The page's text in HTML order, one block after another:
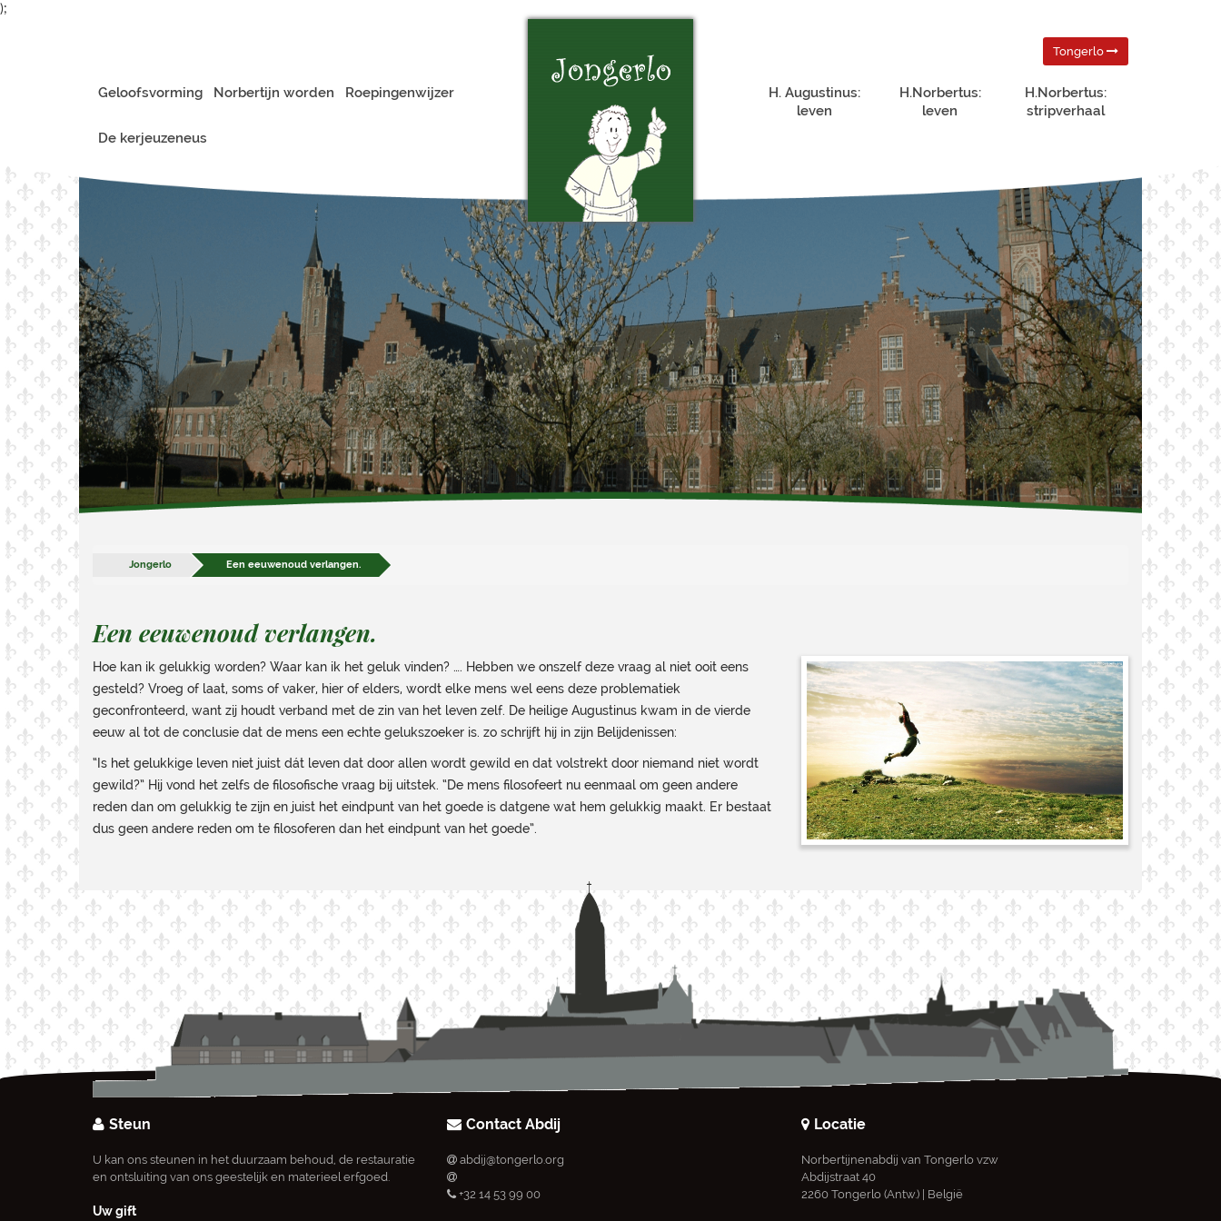
);
Tongerlo
Geloofsvorming Norbertijn worden Roepingenwijzer
De kerjeuzeneus
H. Augustinus:
leven
H.Norbertus:
leven
H.Norbertus:
stripverhaal
Jongerlo Een eeuwenoud verlangen.
Een eeuwenoud verlangen.
Hoe kan ik gelukkig worden? Waar kan ik het geluk vinden? …. Hebben we onszelf deze vraag al niet ooit eens
gesteld? Vroeg of laat, soms of vaker, hier of elders, wordt elke mens wel eens deze problematiek
geconfronteerd, want zij houdt verband met de zin van het leven zelf. De heilige Augustinus kwam in de vierde
eeuw al tot de conclusie dat de mens een echte gelukszoeker is. zo schrijft hij in zijn Belijdenissen:
“Is het gelukkige leven niet juist dát leven dat door allen wordt gewild en dat volstrekt door niemand niet wordt
gewild?” Hij vond het zelfs de filosofische vraag bij uitstek. “De mens filosofeert nu eenmaal om geen andere
reden dan om gelukkig te zijn en juist het eindpunt van het goede is datgene wat hem gelukkig maakt. Er bestaat
dus geen andere reden om te filosoferen dan het eindpunt van het goede”.
Steun
U kan ons steunen in het duurzaam behoud, de restauratie
en ontsluiting van ons geestelijk en materieel erfgoed.
Uw gift
Contact Abdij
abdij@tongerlo.org
+32 14 53 99 00
Locatie
Norbertijnenabdij van Tongerlo vzw
Abdijstraat 40
2260 Tongerlo (Antw.) | België